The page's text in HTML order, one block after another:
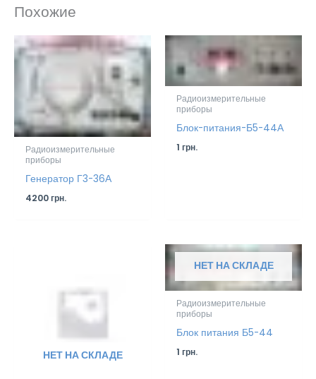
Похожие
Радиоизмерительные
приборы
Генератор Г3-36А
4200грн.
Радиоизмерительные
приборы
Блок-питания-Б5-44А
1грн.
НЕТ НА СКЛАДЕ
НЕТ НА СКЛАДЕ
Радиоизмерительные
приборы
Блок питания Б5-44
1грн.